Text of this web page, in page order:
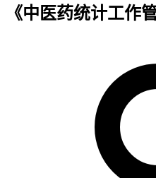
《中医药统计工作